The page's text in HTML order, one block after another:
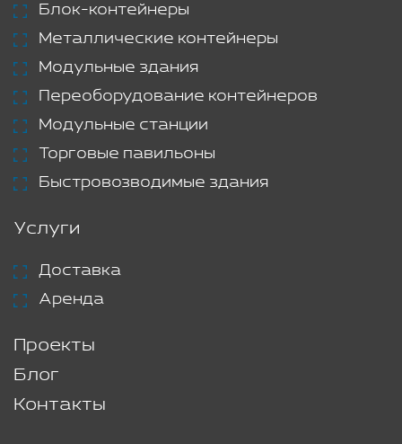
Блок-контейнеры
Металлические контейнеры
Модульные здания
Переоборудование контейнеров
Модульные станции
Торговые павильоны
Быстровозводимые здания
Услуги
Доставка
Аренда
Проекты
Блог
Контакты